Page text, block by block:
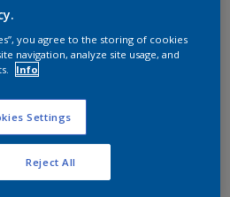
in de gaten, we werken
you agree to the storing of cookies
navigation, analyze site usage, and
Info
Settings
Reject All